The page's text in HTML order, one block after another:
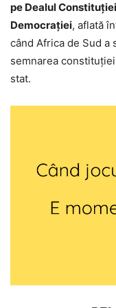
pe Dealul
Democraţiei, aflată
când Africa de Sud a
semnarea
stat.